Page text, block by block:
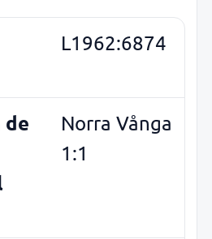
L1962:6874
de
Norra Vånga
1:1